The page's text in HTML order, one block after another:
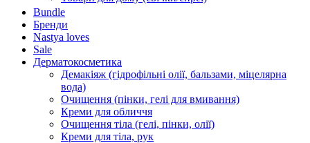
Bundle
Бренди
Nastya loves
Sale
Дерматокосметика
Демакіяж (гідрофільні олії, бальзами, міцелярна
вода)
Очищення (пінки, гелі для вмивання)
Креми для обличчя
Очищення тіла (гелі, пінки, олії)
Креми для тіла, рук